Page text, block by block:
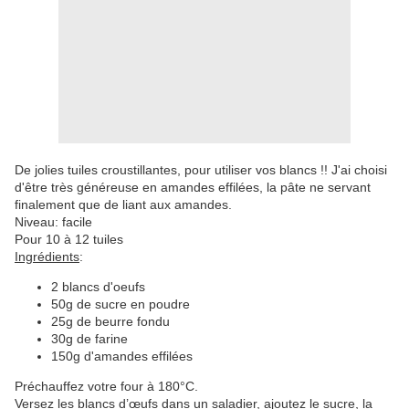
De jolies tuiles croustillantes, pour utiliser vos blancs !! J'ai choisi
d'être très généreuse en amandes effilées, la pâte ne servant
finalement que de liant aux amandes.
Niveau: facile
Pour 10 à 12 tuiles
Ingrédients:
2 blancs d'oeufs
50g de sucre en poudre
25g de beurre fondu
30g de farine
150g d'amandes effilées
Préchauffez votre four à 180°C.
Versez les blancs d’œufs dans un saladier, ajoutez le sucre, la